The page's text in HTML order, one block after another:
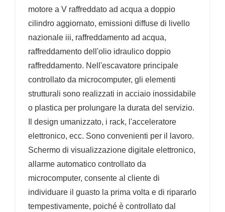
motore a V raffreddato ad acqua a doppio
cilindro aggiornato, emissioni diffuse di livello
nazionale iii, raffreddamento ad acqua,
raffreddamento dell'olio idraulico doppio
raffreddamento. Nell'escavatore principale
controllato da microcomputer, gli elementi
strutturali sono realizzati in acciaio inossidabile
o plastica per prolungare la durata del servizio.
Il design umanizzato, i rack, l'acceleratore
elettronico, ecc. Sono convenienti per il lavoro.
Schermo di visualizzazione digitale elettronico,
allarme automatico controllato da
microcomputer, consente al cliente di
individuare il guasto la prima volta e di ripararlo
tempestivamente, poiché è controllato dal